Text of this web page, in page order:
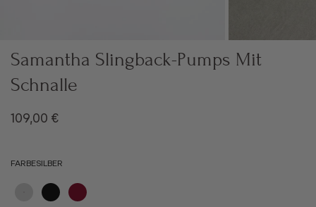
Samantha Slingback-Pumps Mit
Schnalle
Angebot
109,00 €
FARBESILBER
SilberSchwarzBordeaux